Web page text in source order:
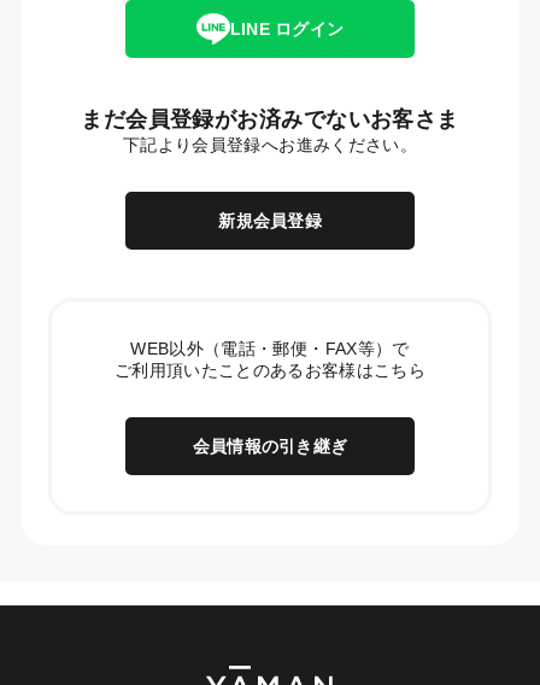
LINE ログイン
まだ会員登録がお済みでないお客さま
下記より会員登録へお進みください。
新規会員登録
WEB以外（電話・郵便・FAX等）で
ご利用頂いたことのあるお客様はこちら
会員情報の引き継ぎ